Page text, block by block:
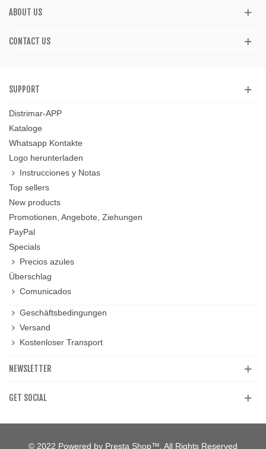
ABOUT US
CONTACT US
SUPPORT
Distrimar-APP
Kataloge
Whatsapp Kontakte
Logo herunterladen
Instrucciones y Notas
Top sellers
New products
Promotionen, Angebote, Ziehungen
PayPal
Specials
Precios azules
Überschlag
Comunicados
Geschäftsbedingungen
Versand
Kostenloser Transport
NEWSLETTER
GET SOCIAL
© 2022 Powered by Presta Shop™. All Rights Reserved